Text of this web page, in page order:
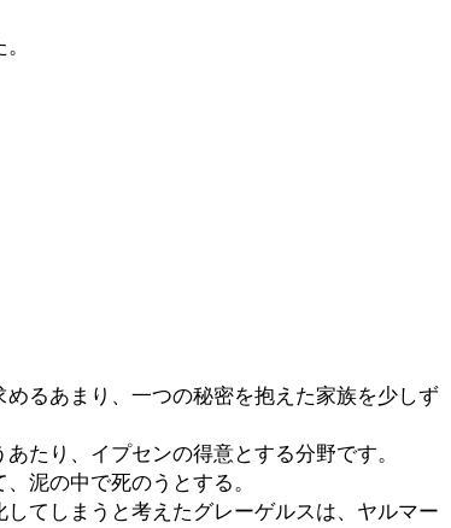
るあまり、一つの秘密を抱えた家族を少しず
たり、イプセンの得意とする分野です。
泥の中で死のうとする。
てしまうと考えたグレーゲルスは、ヤルマー